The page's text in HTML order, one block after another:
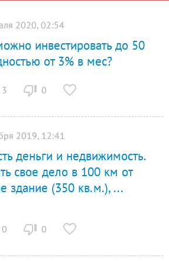
2020, 02:54
инвестировать до 50
от 3% в мес?
3 0
2019, 12:41
деньги и недвижимость.
свое дело в 100 км от
здание (350 кв.м.), ...
0 0